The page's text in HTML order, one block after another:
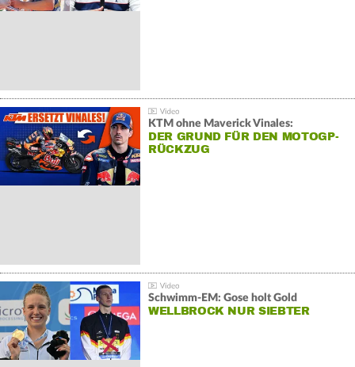
KTM ohne Maverick Vinales:
DER GRUND FÜR DEN MOTOGP-
RÜCKZUG
Schwimm-EM: Gose holt Gold
WELLBROCK NUR SIEBTER